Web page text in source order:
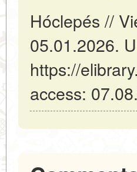
Hóclepés //
05.01.2026.
https://
access: